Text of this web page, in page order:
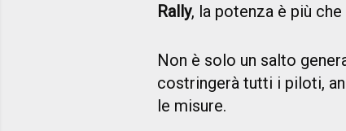
Rally, la potenza è più
Non è solo un salto
costringerà tutti i piloti,
le misure.